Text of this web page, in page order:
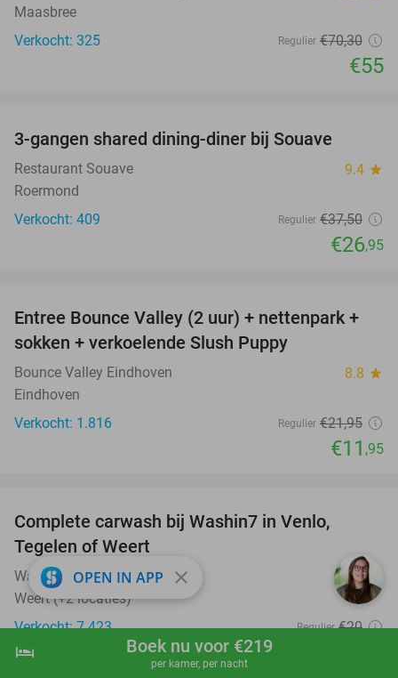
shopping_cart Boek nu
hotel Boek nu voor €219
per kamer, per nacht
Maasbree
Verkocht: 325
Regulier €70,30
€55
3-gangen shared dining-diner bij Souave
Restaurant Souave 9.4 star
Roermond
Verkocht: 409
Regulier €37,50
€26,95
46%
Entree Bounce Valley (2 uur) + nettenpark +
sokken + verkoelende Slush Puppy
Bounce Valley Eindhoven 8.8 star
Eindhoven
Verkocht: 1.816
Regulier €21,95
€11 ,95
Complete carwash bij Washin7 in Venlo,
Tegelen of Weert
Washin7 Venlo 9.7star
Weert (+2 locaties)
Verkocht: 7.423
Regulier €20
OPEN IN APP close